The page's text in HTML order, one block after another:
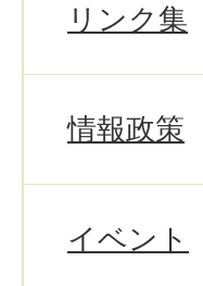
リンク集
情報政策
イベント